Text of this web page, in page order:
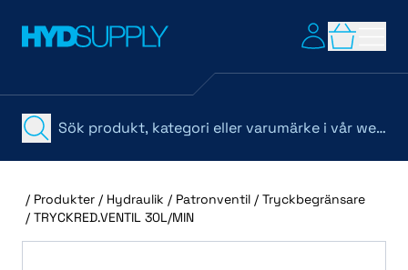
/ Produkter / Hydraulik / Patronventil / Tryckbegränsare
/ TRYCKRED.VENTIL 30L/MIN